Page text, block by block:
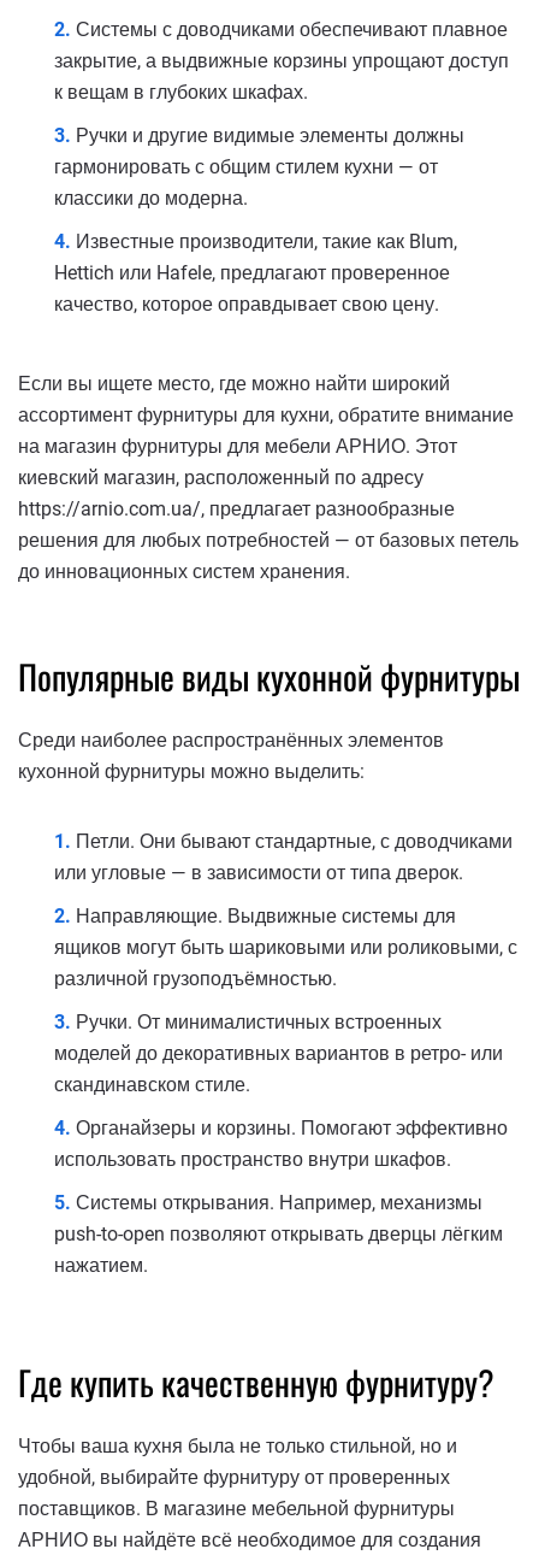
Системы с доводчиками обеспечивают плавное
закрытие, а выдвижные корзины упрощают доступ
к вещам в глубоких шкафах.
Ручки и другие видимые элементы должны
гармонировать с общим стилем кухни — от
классики до модерна.
Известные производители, такие как Blum,
Hettich или Hafele, предлагают проверенное
качество, которое оправдывает свою цену.
Если вы ищете место, где можно найти широкий
ассортимент фурнитуры для кухни, обратите внимание
на магазин фурнитуры для мебели АРНИО. Этот
киевский магазин, расположенный по адресу
https://arnio.com.ua/, предлагает разнообразные
решения для любых потребностей — от базовых петель
до инновационных систем хранения.
Популярные виды кухонной фурнитуры
Среди наиболее распространённых элементов
кухонной фурнитуры можно выделить:
Петли. Они бывают стандартные, с доводчиками
или угловые — в зависимости от типа дверок.
Направляющие. Выдвижные системы для
ящиков могут быть шариковыми или роликовыми, с
различной грузоподъёмностью.
Ручки. От минималистичных встроенных
моделей до декоративных вариантов в ретро- или
скандинавском стиле.
Органайзеры и корзины. Помогают эффективно
использовать пространство внутри шкафов.
Системы открывания. Например, механизмы
push-to-open позволяют открывать дверцы лёгким
нажатием.
Где купить качественную фурнитуру?
Чтобы ваша кухня была не только стильной, но и
удобной, выбирайте фурнитуру от проверенных
поставщиков. В магазине мебельной фурнитуры
АРНИО вы найдёте всё необходимое для создания